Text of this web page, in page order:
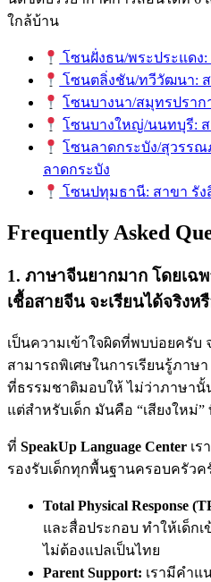
ใกล้บ้าน
โซนฝั่งธน/พระประแดง
โซนตลิ่งชัน/ทวีวัฒนา:
โซนบางนา/สมุทรปราก
โซนบางใหญ่/นนทบุรี:
โซนลาดกระบัง/สุวรรณ
ลาดกระบัง
โซนปทุมธานี: สาขา รัง
Frequently Asked
1. ภาษาจีนยากมาก โดยเฉ
เชื้อสายจีน จะเรียนได้จริงห
เป็นความเข้าใจผิดที่พบบ่อยครับ
สามารถพิเศษในการเรียนรู้ภาษา
ที่ธรรมชาติมอบให้ ไม่ว่าภาษา
แต่สำหรับเด็ก มันคือ “เสียงใหม่”
ที่ SpeakUp Language Center เร
รองรับเด็กทุกพื้นฐานครอบครัวค
Total Physical Response
และสื่อประกอบ ทำให้เด็ก
ไม่ต้องแปลเป็นไทย
Parent Support: เรามีคำแ